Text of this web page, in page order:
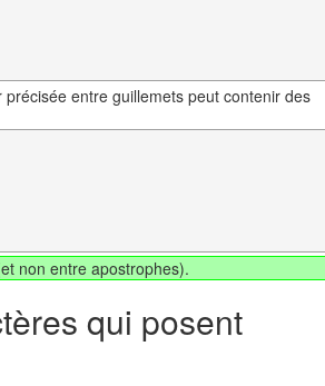
entre guillemets peut contenir des
non entre apostrophes).
qui posent